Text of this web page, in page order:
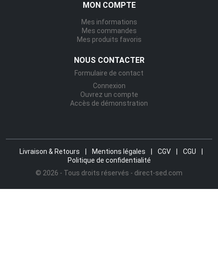
MON COMPTE
Mes informations
Mes commandes
Mes produits favoris
NOUS CONTACTER
Formulaire de contact
Connexion
Ouvrez un compte
Accès de démonstration
Livraison & Retours | Mentions légales | CGV | CGU
|
Politique de confidentialité
© 2026 - Tous droits réservés - direct-sed.com